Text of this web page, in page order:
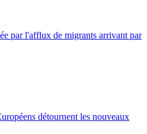
par l'afflux de migrants arrivant par
détournent les nouveaux